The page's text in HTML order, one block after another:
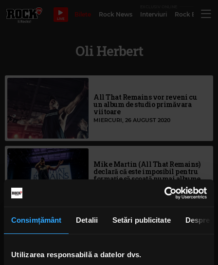
Consimțământ Detalii Setări publicitate Despre
Utilizarea responsabilă a datelor dvs.
LIVE
Bilete Rock News Interviuri Rock
Oli Herbert
All That Remains vor reveni cu
un album de studio primăvara
viitoare
MIERCURI, 26 AUGUST 2020
Mike Martin (All That Remains)
declară că este imposibil pentru
formație să scoată numai albume
LUNI, 23 SEPTEMBRIE 2019
LUNI, 27 MAI 2019